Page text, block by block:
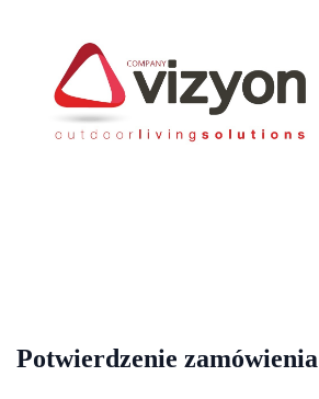
Potwierdzenie zamówienia